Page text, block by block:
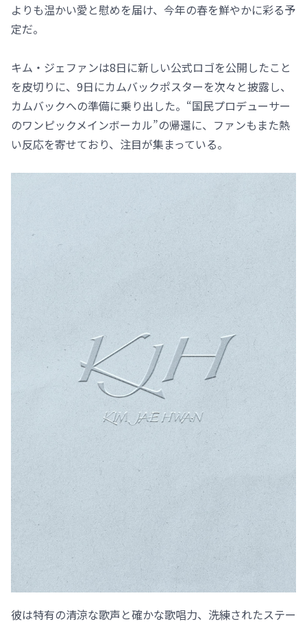
よりも温かい愛と慰めを届け、今年の春を鮮やかに彩る予
定だ。
キム・ジェファンは8日に新しい公式ロゴを公開したこと
を皮切りに、9日にカムバックポスターを次々と披露し、
カムバックへの準備に乗り出した。“国民プロデューサー
のワンピックメインボーカル”の帰還に、ファンもまた熱
い反応を寄せており、注目が集まっている。
彼は特有の清涼な歌声と確かな歌唱力、洗練されたステー